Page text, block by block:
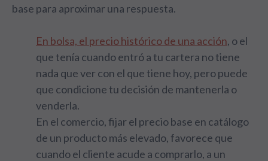
base para aproximar una respuesta.
En bolsa, el precio histórico de una acción, o el
que tenía cuando entró a tu cartera no tiene
nada que ver con el que tiene hoy, pero puede
que condicione tu decisión de mantenerla o
venderla.
En el comercio, fijar el precio base en catálogo
de un producto más elevado, favorece que
cuando el cliente acude a comprarlo, a un